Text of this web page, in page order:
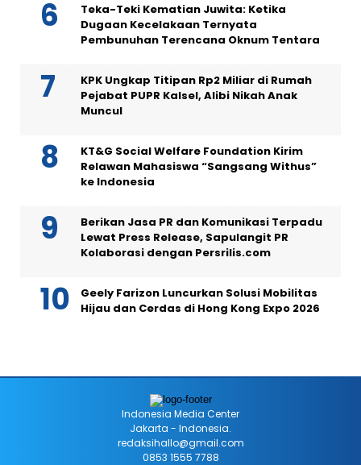
Teka-Teki Kematian Juwita: Ketika
Dugaan Kecelakaan Ternyata
Pembunuhan Terencana Oknum Tentara
KPK Ungkap Titipan Rp2 Miliar di Rumah
Pejabat PUPR Kalsel, Alibi Nikah Anak
Muncul
KT&G Social Welfare Foundation Kirim
Relawan Mahasiswa “Sangsang Withus”
ke Indonesia
Berikan Jasa PR dan Komunikasi Terpadu
Lewat Press Release, Sapulangit PR
Kolaborasi dengan Persrilis.com
Geely Farizon Luncurkan Solusi Mobilitas
Hijau dan Cerdas di Hong Kong Expo 2026
Indonesia Media Center
Jakarta - Indonesia.
redaksihallo@gmail.com
0853 1555 7788